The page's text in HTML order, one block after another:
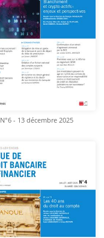
N°6 - 13 décembre 2025